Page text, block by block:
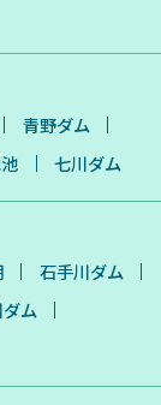
青野ダム
七川ダム
石手川ダム
ム